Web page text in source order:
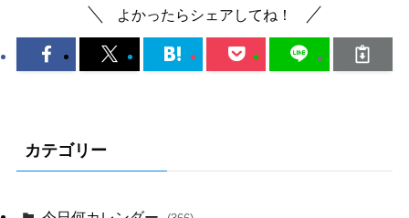
よかったらシェアしてね！
カテゴリー